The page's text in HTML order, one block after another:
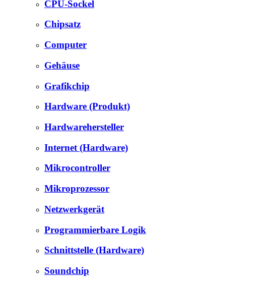
CPU-Sockel
Chipsatz
Computer
Gehäuse
Grafikchip
Hardware (Produkt)
Hardwarehersteller
Internet (Hardware)
Mikrocontroller
Mikroprozessor
Netzwerkgerät
Programmierbare Logik
Schnittstelle (Hardware)
Soundchip